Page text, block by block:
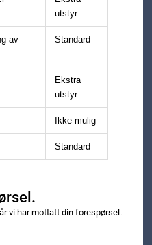
utstyr
av
Standard
Ekstra
utstyr
Ikke mulig
Standard
vi har mottatt din forespørsel.